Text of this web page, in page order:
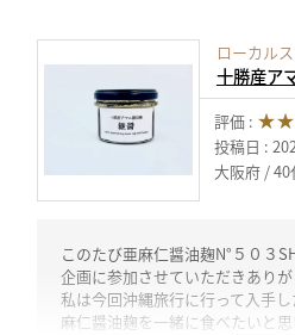
ローカル
十勝産ア
評価 :
投稿日 :
大阪府
40
このたび亜麻仁醤油麹N°５０３
企画に参加させていただきありが
私は今回沖縄旅行に行って入手
麻仁醤油麹を一緒に食べたいと